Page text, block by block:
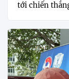
tới chiến